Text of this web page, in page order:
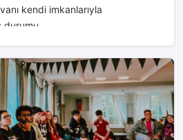
kendi imkanlarıyla